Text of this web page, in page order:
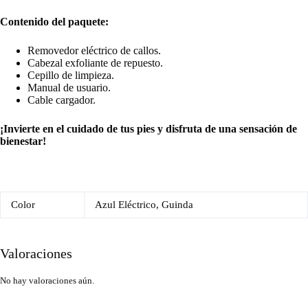
Contenido del paquete:
Removedor eléctrico de callos.
Cabezal exfoliante de repuesto.
Cepillo de limpieza.
Manual de usuario.
Cable cargador.
¡Invierte en el cuidado de tus pies y disfruta de una sensación de
bienestar!
Color Azul Eléctrico, Guinda
Valoraciones
No hay valoraciones aún.